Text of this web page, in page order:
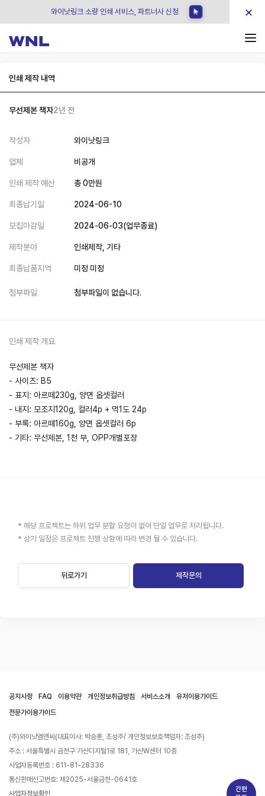
와이낫링크 소량 인쇄 서비스, 파트너사 신청 ×
간편
인쇄 제작 내역
무선제본 책자2년 전
작성자 와이낫링크
업체 비공개
인쇄 제작 예산 총0만원
최종납기일 2024-06-10
모집마감일 2024-06-03(업무종료)
제작분야 인쇄제작, 기타
최종납품지역 미정 미정
첨부파일 첨부파일이 없습니다.
인쇄 제작 개요
무선제본 책자
- 사이즈: B5
- 표지: 아르떼230g, 양면 옵셋컬러
- 내지: 모조지120g, 컬러4p + 먹1도 24p
- 부록: 아르떼160g, 양면 옵셋컬러 6p
- 기타: 무선제본, 1천 부, OPP개별포장
* 해당 프로젝트는 하위 업무 분할 요청이 없어 단일 업무로 처리됩니다.
* 상기 일정은 프로젝트 진행 상황에 따라 변경 될 수 있습니다.
뒤로가기 제작문의
공지사항 FAQ 이용약관 개인정보취급방침 서비스소개
유저이용가이드
전문가이용가이드
(주)와이낫엠앤씨(대표이사: 박승훈, 조성주/ 개인정보보호책임자: 조성주)
주소 : 서울특별시 금천구 가산디지털1로 181, 가산W센터 10층
사업자등록번호 : 611-81-28336
통신판매신고번호: 제2025-서울금천-0641호
사업자정보확인